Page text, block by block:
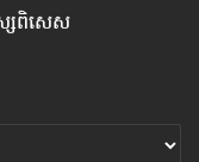
ស្ស​ពិសេស